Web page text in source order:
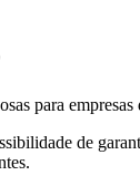
para empresas
de